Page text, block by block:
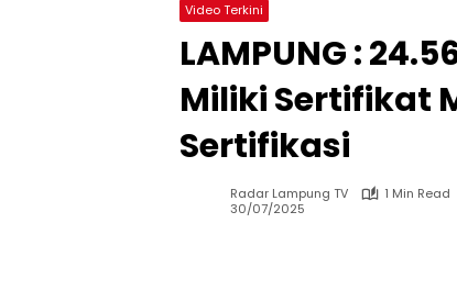
Video Terkini
LAMPUNG :
Miliki Sertifikat
Sertifikasi
Radar Lampung TV
1 Min Read
30/07/2025